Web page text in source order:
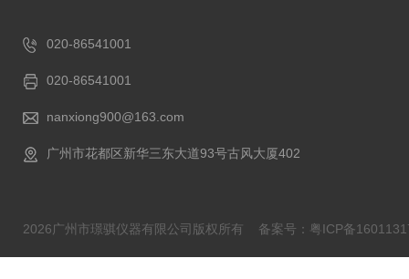
020-86541001
020-86541001
nanxiong900@163.com
广州市花都区新华三东大道93号古风大厦402
2026广州市璟骐仪器有限公司版权所有 备案号：粤ICP备